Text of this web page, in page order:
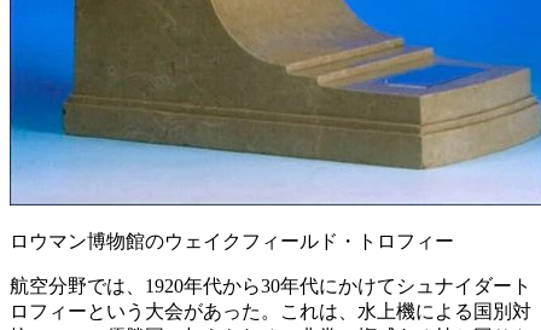
ロウマン博物館のウェイクフィールド・トロフィー
航空分野では、1920年代から30年代にかけてシュナイダート
ロフィーという大会があった。これは、水上機による国別対